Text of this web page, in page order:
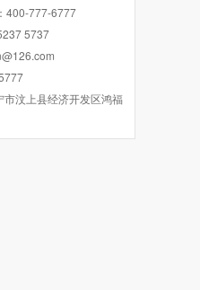
400-777-6777
5737
市汶上县经济开发区鸿福